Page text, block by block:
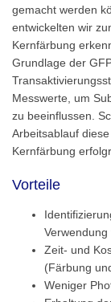
gemacht werden
entwickelten wir
Kernfärbung
Grundlage der
Messwerte, um
zu beeinflussen.
Arbeitsablauf
Kernfärbung
Vorteile
Zeit- und
(Färbung
Weniger